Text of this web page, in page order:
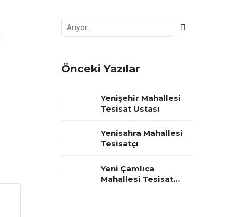
Önceki Yazılar
Yenişehir Mahallesi
Tesisat Ustası
Yenisahra Mahallesi
Tesisatçı
Yeni Çamlıca
Mahallesi Tesisat